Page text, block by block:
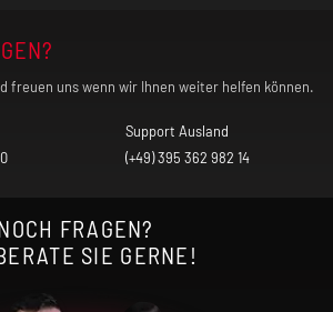
freuen uns wenn wir Ihnen weiter helfen können.
Support Ausland
(+49) 395 362 982 14
FRAGEN?
SIE GERNE!